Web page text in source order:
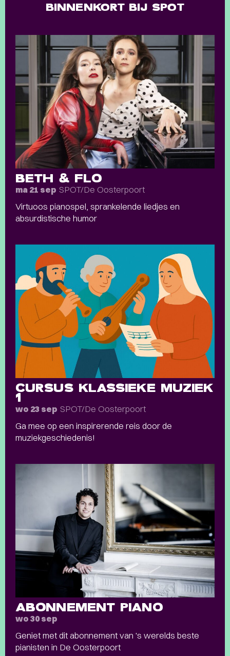
BINNENKORT BIJ SPOT
BETH & FLO
ma 21 sep SPOT/De Oosterpoort
Virtuoos pianospel, sprankelende liedjes en
absurdistische humor
CURSUS KLASSIEKE MUZIEK
1
wo 23 sep SPOT/De Oosterpoort
Ga mee op een inspirerende reis door de
muziekgeschiedenis!
ABONNEMENT PIANO
wo 30 sep
Geniet met dit abonnement van 's werelds beste
pianisten in De Oosterpoort